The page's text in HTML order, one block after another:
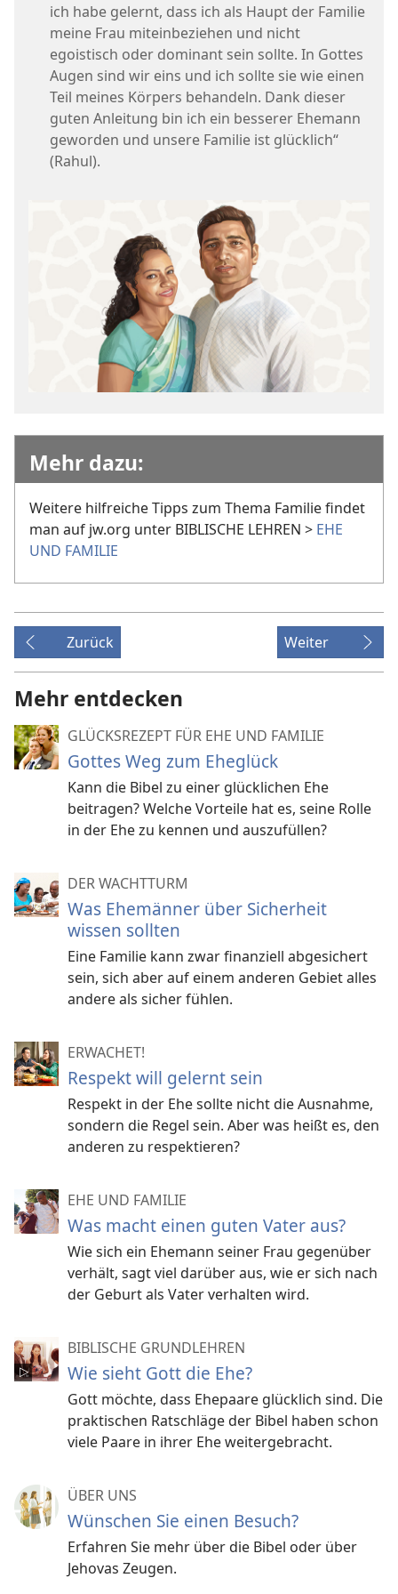
ich habe gelernt, dass ich als Haupt der Familie
meine Frau miteinbeziehen und nicht
egoistisch oder dominant sein sollte. In Gottes
Augen sind wir eins und ich sollte sie wie einen
Teil meines Körpers behandeln. Dank dieser
guten Anleitung bin ich ein besserer Ehemann
geworden und unsere Familie ist glücklich“
(Rahul).
Mehr dazu:
Weitere hilfreiche Tipps zum Thema Familie findet
man auf jw.org unter BIBLISCHE LEHREN > EHE
UND FAMILIE
Zurück Weiter
Mehr entdecken
GLÜCKSREZEPT FÜR EHE UND FAMILIE
Gottes Weg zum Eheglück
Kann die Bibel zu einer glücklichen Ehe
beitragen? Welche Vorteile hat es, seine Rolle
in der Ehe zu kennen und auszufüllen?
DER WACHTTURM
Was Ehemänner über Sicherheit
wissen sollten
Eine Familie kann zwar finanziell abgesichert
sein, sich aber auf einem anderen Gebiet alles
andere als sicher fühlen.
ERWACHET!
Respekt will gelernt sein
Respekt in der Ehe sollte nicht die Ausnahme,
sondern die Regel sein. Aber was heißt es, den
anderen zu respektieren?
EHE UND FAMILIE
Was macht einen guten Vater aus?
Wie sich ein Ehemann seiner Frau gegenüber
verhält, sagt viel darüber aus, wie er sich nach
der Geburt als Vater verhalten wird.
BIBLISCHE GRUNDLEHREN
Wie sieht Gott die Ehe?
Gott möchte, dass Ehepaare glücklich sind. Die
praktischen Ratschläge der Bibel haben schon
viele Paare in ihrer Ehe weitergebracht.
ÜBER UNS
Wünschen Sie einen Besuch?
Erfahren Sie mehr über die Bibel oder über
Jehovas Zeugen.